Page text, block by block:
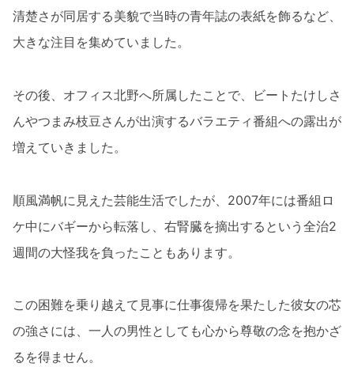
清楚さが同居する美貌で当時の青年誌の表紙を飾るなど、
大きな注目を集めていました。
その後、オフィス北野へ所属したことで、ビートたけしさ
んやつまみ枝豆さんが出演するバラエティ番組への露出が
増えていきました。
順風満帆に見えた芸能生活でしたが、2007年には番組ロ
ケ中にバギーから転落し、右腎臓を摘出するという全治2
週間の大怪我を負ったこともあります。
この困難を乗り越えて見事に仕事復帰を果たした彼女の芯
の強さには、一人の男性としても心から尊敬の念を抱かざ
るを得ません。